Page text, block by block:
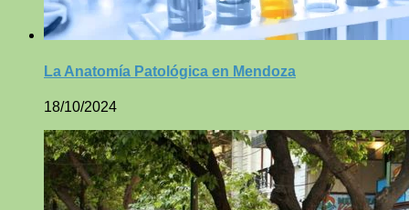
La Anatomía Patológica en Mendoza
18/10/2024